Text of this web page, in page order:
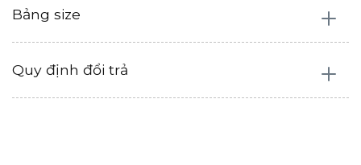
Bảng size
Quy định đổi trả